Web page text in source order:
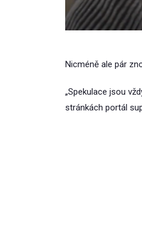
Nicméně ale pár
„Spekulace jsou
stránkách portál